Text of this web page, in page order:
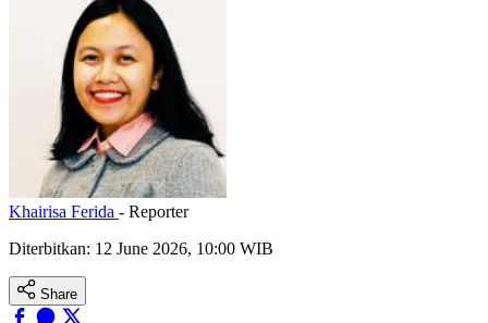
Khairisa Ferida - Reporter
Diterbitkan: 12 June 2026, 10:00 WIB
Share